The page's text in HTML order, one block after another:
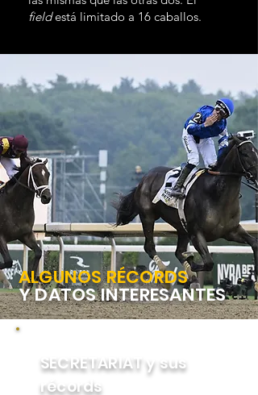
fieldestá limitado a 16 caballos.
ALGUNOS RÉCORDS
Y DATOS INTERESANTES
SECRETARIAT y sus
récords